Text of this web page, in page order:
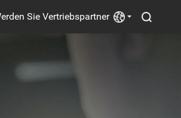
Sie Vertriebspartner